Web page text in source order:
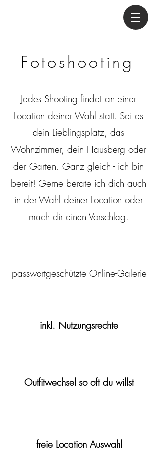
Fotoshooting
Jedes Shooting findet an einer
Location deiner Wahl statt. Sei es
dein Lieblingsplatz, das
Wohnzimmer, dein Hausberg oder
der Garten. Ganz gleich - ich bin
bereit! Gerne berate ich dich auch
in der Wahl deiner Location oder
mach dir einen Vorschlag.
passwortgeschützte Online-Galerie
inkl. Nutzungsrechte
Outfitwechsel so oft du willst
freie Location Auswahl